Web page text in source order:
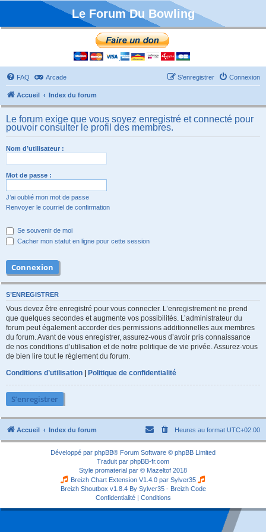
Le Forum Du Bowling
FAQ Arcade Connexion
S’enregistrer
Accueil Index du forum
Le forum exige que vous soyez enregistré et connecté pour
pouvoir consulter le profil des membres.
Nom d’utilisateur :
Mot de passe :
J’ai oublié mon mot de passe
Renvoyer le courriel de confirmation
Se souvenir de moi
Cacher mon statut en ligne pour cette session
S’ENREGISTRER
Vous devez être enregistré pour vous connecter. L’enregistrement ne prend
que quelques secondes et augmente vos possibilités. L’administrateur du
forum peut également accorder des permissions additionnelles aux membres
du forum. Avant de vous enregistrer, assurez-vous d’avoir pris connaissance
de nos conditions d’utilisation et de notre politique de vie privée. Assurez-vous
de bien lire tout le règlement du forum.
Conditions d’utilisation | Politique de confidentialité
S’enregistrer
Accueil Index du forum Heures au format UTC+02:00
Développé par phpBB® Forum Software © phpBB Limited
Traduit par phpBB-fr.com
Style promaterial par © Mazeltof 2018
Breizh Chart Extension V1.4.0 par Sylver35
Breizh Shoutbox v1.8.4 By Sylver35 - Breizh Code
Confidentialité| Conditions